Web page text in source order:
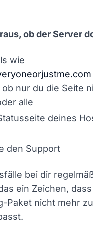
ob der Server
wie
nur du die Seite
alle
deines
den Support
bei dir
ein Zeichen,
Paket nicht mehr